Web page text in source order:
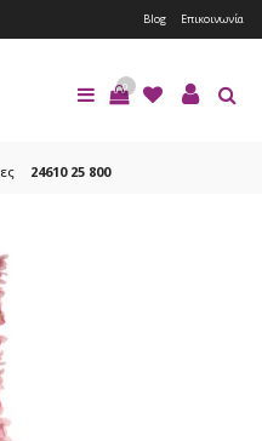
Blog Επικοινωνία
0
24610 25 800